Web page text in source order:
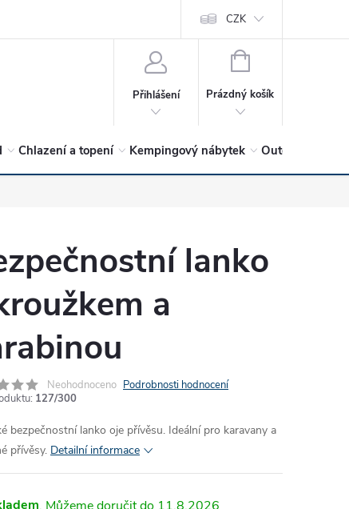
O společnosti Hodnocení obchodu
CZK
Přihlášení
NÁKUPNÍ
Prázdný košík
Chlazení a topení Kempingový nábytek Outdoor a
lanko
a
Neohodnoceno Podrobnosti hodnocení
127/300
bezpečnostní lanko oje přívěsu. Ideální pro karavany a
přívěsy. Detailní informace
11.8.2026